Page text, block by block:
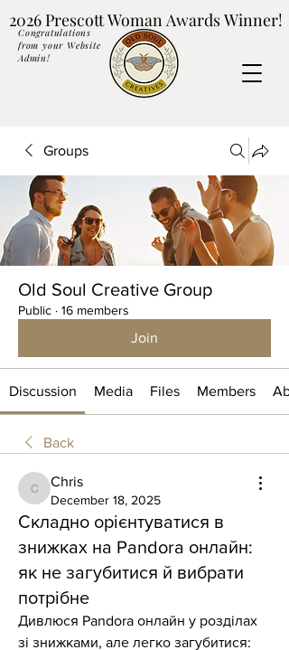
2026 Prescott Woman Awards Winner!
2026 Prescott Woman Awards Winner!
Congratulations
from your Website
Admin!
Groups
Old Soul Creative Group
Public · 16 members
Join
Discussion Media Files Members
Back
Chris
Chris
December 18, 2025
Складно орієнтуватися в
знижках на Pandora онлайн:
як не загубитися й вибрати
потрібне
Дивлюся Pandora онлайн у розділах
зі знижками, але легко загубитися: